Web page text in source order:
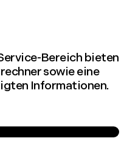
Bereich bieten
sowie eine
Informationen.